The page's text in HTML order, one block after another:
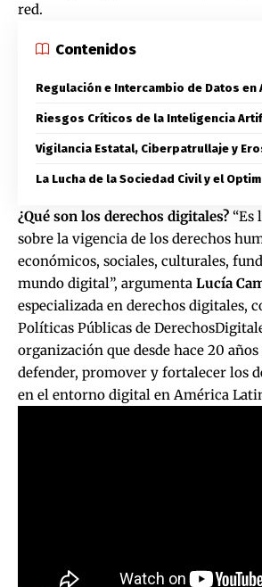
red.
Contenidos
Regulación e Intercambio de Datos en
Riesgos Críticos de la Inteligencia
Vigilancia Estatal, Ciberpatrullaje y
La Lucha de la Sociedad Civil y el
¿Qué son los derechos digitales? “Es
sobre la vigencia de los derechos
económicos, sociales, culturales,
mundo digital”, argumenta Lucía
especializada en derechos digitales,
Políticas Públicas de
organización que desde hace 20 años
defender, promover y fortalecer los
en el entorno digital en América